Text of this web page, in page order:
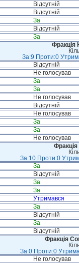
Відсутній
Відсутній
За
Відсутній
За
Фракція
За:9 Проти:0
Відсутній
Не голосував
За
За
Не голосував
Відсутній
Не голосував
За
За
Не голосував
Фракція
За:10 Проти:0
За
Відсутній
За
За
Утримався
За
Відсутній
За
Відсутній
Фракція
За:0 Проти:0
Не голосував